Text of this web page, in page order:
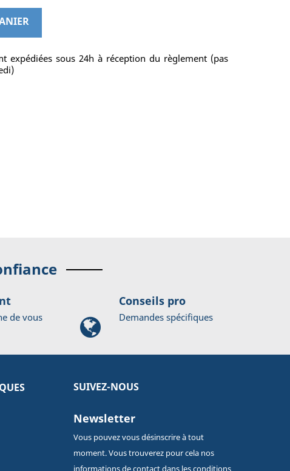
expédiées sous 24h à réception du règlement (pas
de vous
Conseils pro
Demandes spécifiques
SUIVEZ-NOUS
Newsletter
Vous pouvez vous désinscrire à tout
moment. Vous trouverez pour cela nos
informations de contact dans les conditions